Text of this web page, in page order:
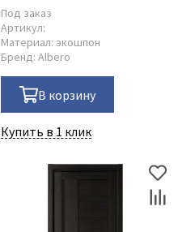
Под заказ
Артикул:
Материал: экошпон
Бренд: Albero
В корзину
Купить в 1 клик